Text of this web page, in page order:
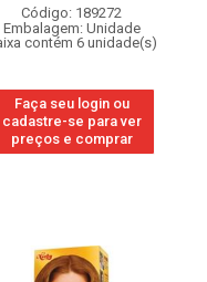
Código: 189272
Embalagem: Unidade
contém 6 unidade(s)
Faça seu login ou
cadastre-se para ver
preços e comprar